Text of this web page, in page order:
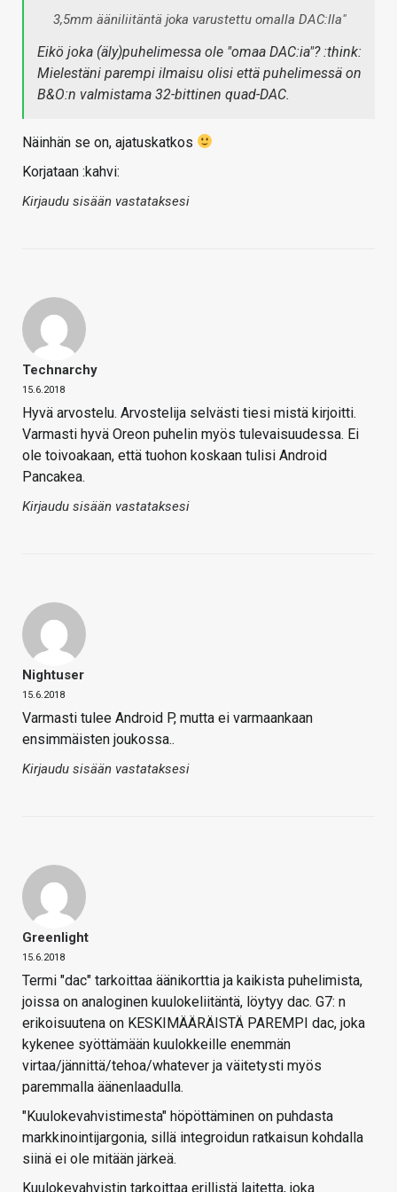
3,5mm ääniliitäntä joka varustettu omalla DAC:lla"
Eikö joka (äly)puhelimessa ole "omaa DAC:ia"? :think:
Mielestäni parempi ilmaisu olisi että puhelimessä on
B&O:n valmistama 32-bittinen quad-DAC.
Näinhän se on, ajatuskatkos
Korjataan :kahvi:
Kirjaudu sisään vastataksesi
Technarchy
15.6.2018
Hyvä arvostelu. Arvostelija selvästi tiesi mistä kirjoitti.
Varmasti hyvä Oreon puhelin myös tulevaisuudessa. Ei
ole toivoakaan, että tuohon koskaan tulisi Android
Pancakea.
Kirjaudu sisään vastataksesi
Nightuser
15.6.2018
Varmasti tulee Android P, mutta ei varmaankaan
ensimmäisten joukossa..
Kirjaudu sisään vastataksesi
Greenlight
15.6.2018
Termi "dac" tarkoittaa äänikorttia ja kaikista puhelimista,
joissa on analoginen kuulokeliitäntä, löytyy dac. G7: n
erikoisuutena on KESKIMÄÄRÄISTÄ PAREMPI dac, joka
kykenee syöttämään kuulokkeille enemmän
virtaa/jännittä/tehoa/whatever ja väitetysti myös
paremmalla äänenlaadulla.
"Kuulokevahvistimesta" höpöttäminen on puhdasta
markkinointijargonia, sillä integroidun ratkaisun kohdalla
siinä ei ole mitään järkeä.
Kuulokevahvistin tarkoittaa erillistä laitetta, joka